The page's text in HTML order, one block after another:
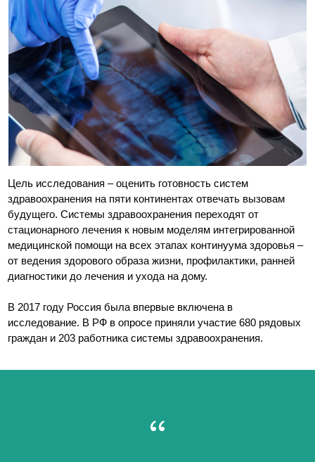
Цель исследования – оценить готовность систем
здравоохранения на пяти континентах отвечать вызовам
будущего. Системы здравоохранения переходят от
стационарного лечения к новым моделям интегрированной
медицинской помощи на всех этапах континуума здоровья –
от ведения здорового образа жизни, профилактики, ранней
диагностики до лечения и ухода на дому.
В 2017 году Россия была впервые включена в
исследование. В РФ в опросе приняли участие 680 рядовых
граждан и 203 работника системы здравоохранения.